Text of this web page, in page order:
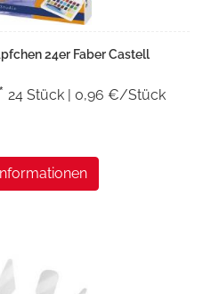
24er Faber Castell
24 Stück | 0,96 €/Stück